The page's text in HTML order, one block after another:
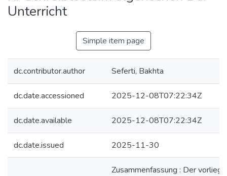
Unterricht
Simple item page
dc.contributor.author Seferti, Bakhta
dc.date.accessioned 2025-12-08T07:22:34Z
dc.date.available 2025-12-08T07:22:34Z
dc.date.issued 2025-11-30
Zusammenfassung : Der